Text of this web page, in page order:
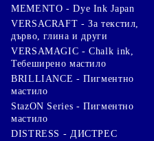
MEMENTO - Dye Ink Japan
VERSACRAFT - За текстил,
дърво, глина и други
VERSAMAGIC - Chalk ink,
Тебеширено мастило
BRILLIANCE - Пигментно
мастило
StazON Series - Пигментно
мастило
DISTRESS - ДИСТРЕС